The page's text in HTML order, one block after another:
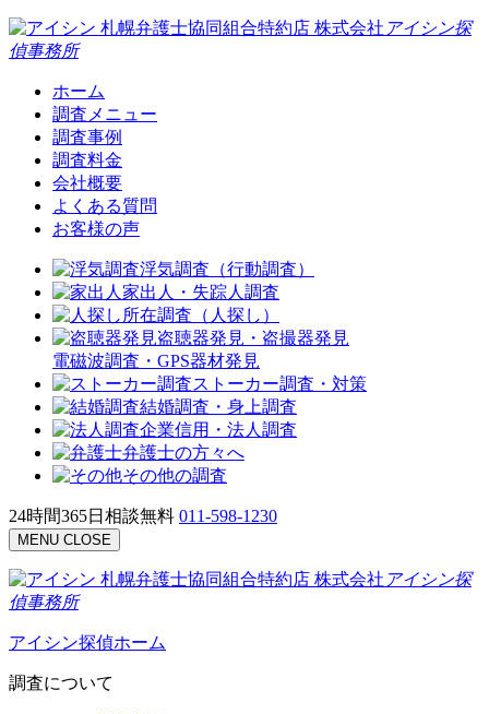
札幌弁護士協同組合特約店 株式会社 アイシン探
偵事務所
ホーム
調査メニュー
調査事例
調査料金
会社概要
よくある質問
お客様の声
浮気調査（行動調査）
家出人・失踪人調査
所在調査（人探し）
盗聴器発見・盗撮器発見
電磁波調査・GPS器材発見
ストーカー調査・対策
結婚調査・身上調査
企業信用・法人調査
弁護士の方々へ
その他の調査
24時間365日相談無料 011-598-1230
MENU CLOSE
札幌弁護士協同組合特約店 株式会社 アイシン探
偵事務所
アイシン探偵ホーム
調査について